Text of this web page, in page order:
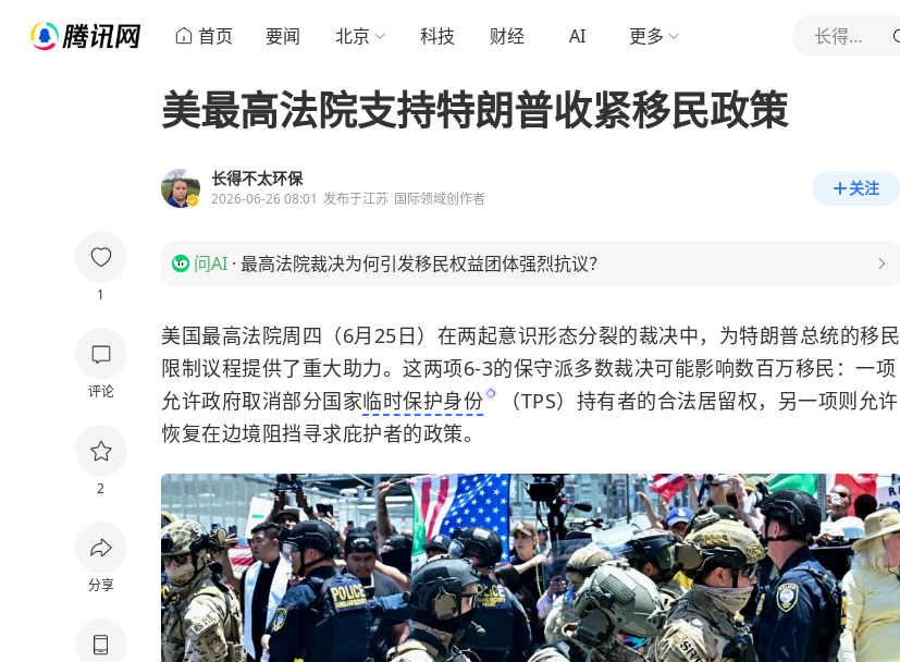
首页 要闻 北京 科技 财经 AI 更多 长得不太环保
1
评论
2
分享
美最高法院支持特朗普收紧移民政策
长得不太环保
2026-06-26 08:01 发布于江苏 国际领域创作者
关注
问AI · 最高法院裁决为何引发移民权益团体强烈抗议？
美国最高法院周四（6月25日）在两起意识形态分裂的裁决中，为特朗普总统的移民
限制议程提供了重大助力。这两项6-3的保守派多数裁决可能影响数百万移民：一项
允许政府取消部分国家临时保护身份
（TPS）持有者的合法居留权，另一项则允许
恢复在边境阻挡寻求庇护者的政策。